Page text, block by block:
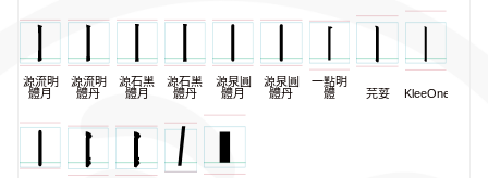
源流明
體月
源流明
體丹
源石黑
體月
源石黑
體丹
源泉圓
體月
源泉圓
體丹
一點明
體
芫荽 KleeOne